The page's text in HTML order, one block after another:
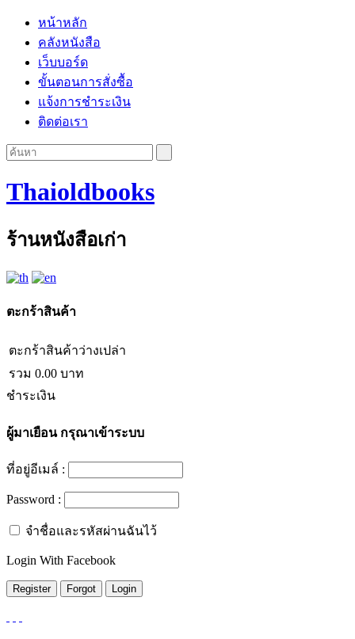
หน้าหลัก
คลังหนังสือ
เว็บบอร์ด
ขั้นตอนการสั่งซื้อ
แจ้งการชำระเงิน
ติดต่อเรา
Thaioldbooks
ร้านหนังสือเก่า
ตะกร้าสินค้า
ตะกร้าสินค้าว่างเปล่า
รวม 0.00 บาท
ชำระเงิน
ผู้มาเยือนกรุณาเข้าระบบ
ที่อยู่อีเมล์ :
Password :
จำชื่อและรหัสผ่านฉันไว้
Login With Facebook